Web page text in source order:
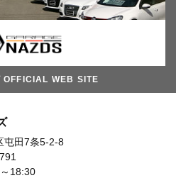
OFFICIAL WEB SITE
屯田7条5-2-8
18:30